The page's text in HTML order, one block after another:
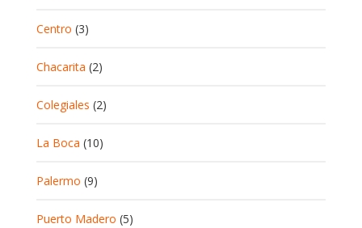
Centro (3)
Chacarita (2)
Colegiales (2)
La Boca (10)
Palermo (9)
Puerto Madero (5)